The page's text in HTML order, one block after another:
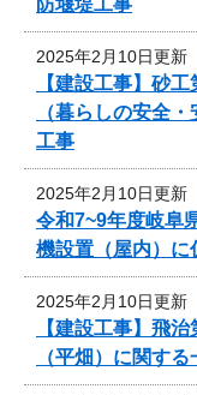
2025年2月10日更新
【建設工事】砂
（暮らしの安全
工事
2025年2月10日更新
令和7~9年度岐阜
機設置（屋内）に
2025年2月10日更新
【建設工事】飛
（平畑）に関す